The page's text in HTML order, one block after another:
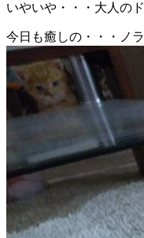
いやいや・・・大人の
今日も癒しの・・・ノ